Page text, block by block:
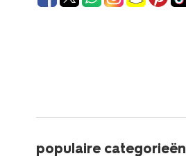
populaire categorieën